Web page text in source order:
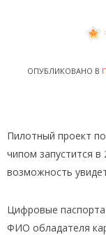
ОПУБЛИКОВАНО В
Пилотный проект
чипом запустится
возможность
Цифровые
ФИО обладателя